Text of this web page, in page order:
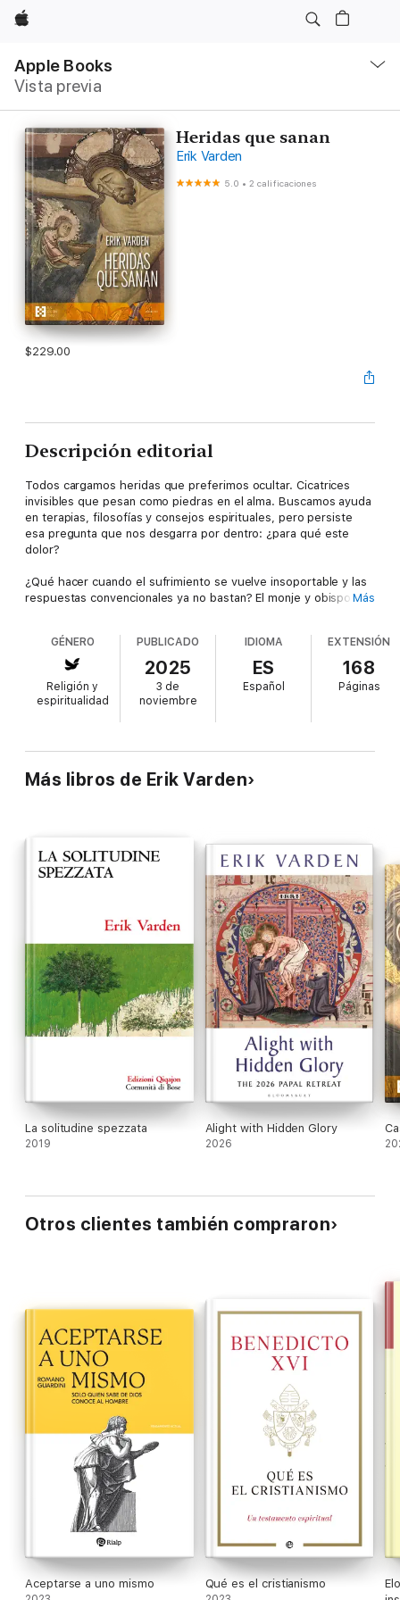
Apple
Apple Books
Vista previa
local
Abrir
Heridas que sanan
Erik Varden
5.0 •2 calificaciones
$229.00
Descripción editorial
Todos cargamos heridas que preferimos ocultar. Cicatrices
invisibles que pesan como piedras en el alma. Buscamos ayuda
en terapias, filosofías y consejos espirituales, pero persiste
esa pregunta que nos desgarra por dentro: ¿para qué este
dolor?
¿Qué hacer cuando el sufrimiento se vuelve insoportable y las
respuestas convencionales ya no bastan? El monje y obispo Erik
heridas de la pasión de Cristo. Nos muestra cómo, al unir
nuestro sufrimiento al de Él, podemos hallar no solo consuelo,
sino la fuente viva para sanar nuestras propias heridas.
Con la sabiduría de siglos de tradición monástica y referencias
que abarcan desde las Escrituras hasta la cultura
heridas, al sanar, pueden florecer para ser provecho y
consuelo para los demás.
buscan en la fe una respuesta auténtica al dolor de la
existencia.
Más
GÉNERO
Religión y
espiritualidad
PUBLICADO
2025
3 de
noviembre
IDIOMA
ES
Español
EXTENSIÓN
168
Páginas
Más libros de Erik Varden
La solitudine spezzata
2019
Alight with Hidden Glory
2026
Otros clientes también compraron
Aceptarse a uno mismo Qué es el cristianismo